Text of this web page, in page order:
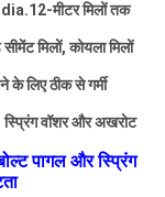
dia.12-मीटर मिलों तक
मिलों, कोयला मिलों
के लिए ठीक से गर्मी
स्प्रिंग वॉशर और अखरोट
पागल और स्प्रिंग